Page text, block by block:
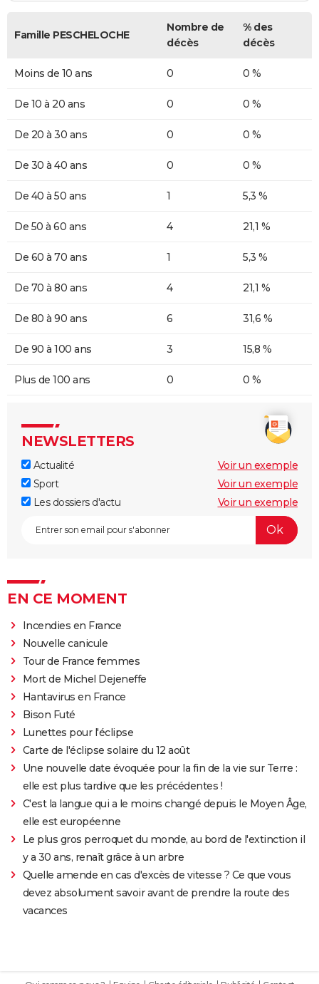
Famille PESCHELOCHE
Nombre de
décès
% des
décès
Moins de 10 ans 0 0 %
De 10 à 20 ans 0 0 %
De 20 à 30 ans 0 0 %
De 30 à 40 ans 0 0 %
De 40 à 50 ans 1 5,3 %
De 50 à 60 ans 4 21,1 %
De 60 à 70 ans 1 5,3 %
De 70 à 80 ans 4 21,1 %
De 80 à 90 ans 6 31,6 %
De 90 à 100 ans 3 15,8 %
Plus de 100 ans 0 0 %
NEWSLETTERS
Actualité
Voir un exemple
Sport
Voir un exemple
Les dossiers d'actu
Voir un exemple
EN CE MOMENT
Incendies en France
Nouvelle canicule
Tour de France femmes
Mort de Michel Dejeneffe
Hantavirus en France
Bison Futé
Lunettes pour l'éclipse
Carte de l'éclipse solaire du 12 août
Une nouvelle date évoquée pour la fin de la vie sur Terre :
elle est plus tardive que les précédentes !
C'est la langue qui a le moins changé depuis le Moyen Âge,
elle est européenne
Le plus gros perroquet du monde, au bord de l'extinction il
y a 30 ans, renaît grâce à un arbre
Quelle amende en cas d'excès de vitesse ? Ce que vous
devez absolument savoir avant de prendre la route des
vacances